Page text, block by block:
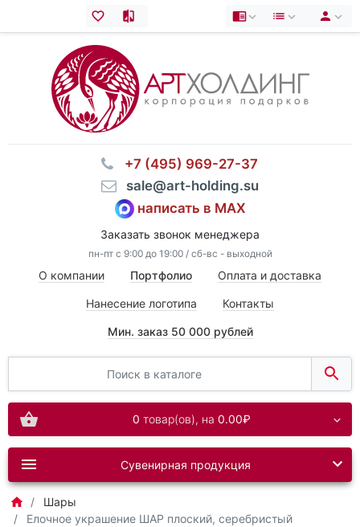
⠀+7 (495) 969-27-37
⠀sale@art-holding.su
написать в MAX
Заказать звонок менеджера
пн-пт с 9:00 до 19:00 / сб-вс - выходной
О компании Портфолио Оплата и доставка
Нанесение логотипа Контакты
Мин. заказ 50 000 рублей
0 товар(ов), на 0.00₽
Сувенирная продукция
Шары
Елочное украшение ШАР плоский, серебристый